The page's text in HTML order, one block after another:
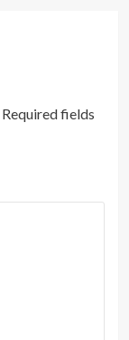
Required fields